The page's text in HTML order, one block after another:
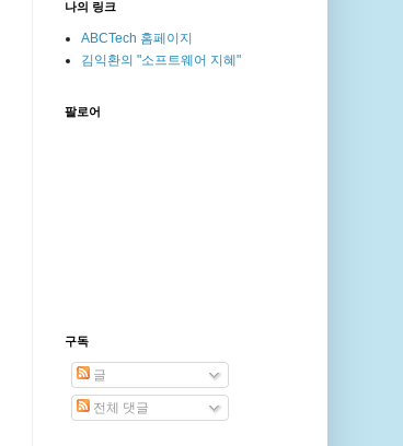
나의 링크
ABCTech 홈페이지
김익환의 "소프트웨어 지혜"
팔로어
구독
글
전체 댓글